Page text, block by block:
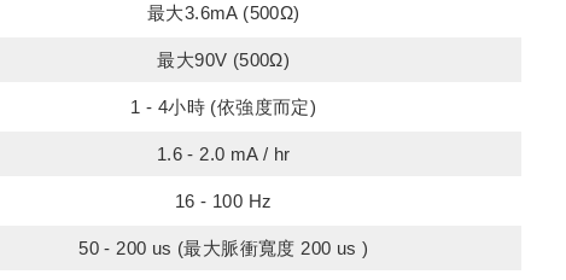
最大3.6mA (500Ω)
最大90V (500Ω)
1 - 4小時 (依強度而定)
1.6 - 2.0 mA / hr
16 - 100 Hz
50 - 200 us (最大脈衝寬度 200 us )